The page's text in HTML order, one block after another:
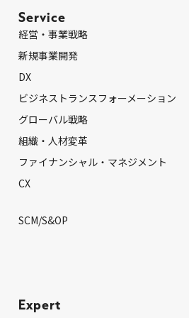
Service
経営・事業戦略
新規事業開発
DX
ビジネストランスフォーメーション
グローバル戦略
組織・人材変革
ファイナンシャル・マネジメント
CX
SCM/S&OP
Expert